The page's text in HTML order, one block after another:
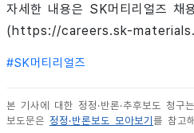
자세한 내용은 SK머티리얼즈 채
(https://careers.sk-
#SK머티리얼즈
본 기사에 대한 정정·반론·추후보도 청구는
보도문은 정정·반론보도 모아보기를 참고